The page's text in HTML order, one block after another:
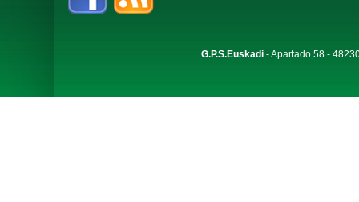
G.P.S.Euskadi- Apartado 58 -